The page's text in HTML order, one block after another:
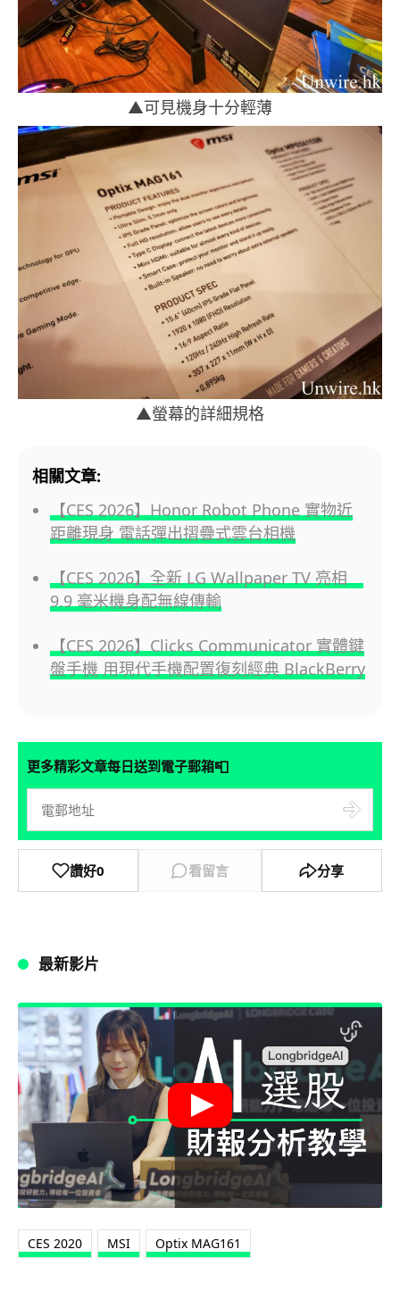
▲可見機身十分輕薄
▲螢幕的詳細規格
相關文章:
【CES 2026】Honor Robot Phone 實物近
距離現身 電話彈出摺疊式雲台相機
【CES 2026】全新 LG Wallpaper TV 亮相
9.9 毫米機身配無線傳輸
【CES 2026】Clicks Communicator 實體鍵
盤手機 用現代手機配置復刻經典 BlackBerry
更多精彩文章每日送到電子郵箱📮
讚好0 看留言 分享
最新影片
CES 2020 MSI Optix MAG161